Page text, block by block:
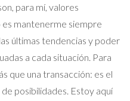
lograron cerrar un
mudarse sin
Exitosas
para mí, valores
mantenerme siempre
últimas tendencias y poder
a cada situación. Para
que una transacción: es el
posibilidades. Estoy aquí